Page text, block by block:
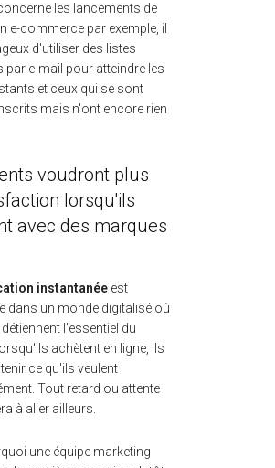
les lancements de
e-commerce par exemple, il
d'utiliser des listes
par e-mail pour atteindre les
et ceux qui se sont
mais n'ont encore rien
voudront plus
lorsqu'ils
avec des marques
instantanée est
dans un monde digitalisé où
détiennent l'essentiel du
achètent en ligne, ils
ce qu'ils veulent
Tout retard ou attente
à aller ailleurs.
une équipe marketing